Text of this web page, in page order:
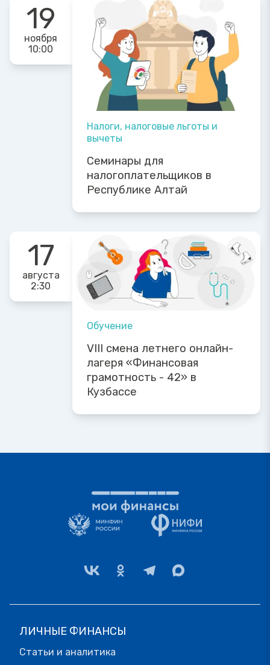
19
ноября
10:00
Налоги, налоговые льготы и
вычеты
Семинары для
налогоплательщиков в
Республике Алтай
17
августа
2:30
Обучение
VIII смена летнего онлайн-
лагеря «Финансовая
грамотность - 42» в
Кузбассе
ЛИЧНЫЕ ФИНАНСЫ
Статьи и аналитика